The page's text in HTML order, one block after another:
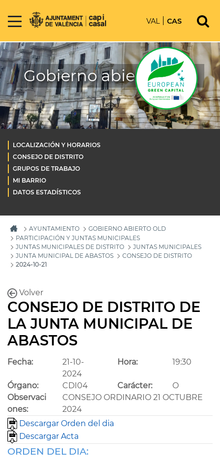
VAL CAS
Gobierno abierto OLD
LOCALIZACIÓN Y HORARIOS
CONSEJO DE DISTRITO
GRUPOS DE TRABAJO
MI BARRIO
DATOS ESTADÍSTICOS
AYUNTAMIENTO
GOBIERNO ABIERTO OLD
PARTICIPACIÓN Y JUNTAS MUNICIPALES
JUNTAS MUNICIPALES DE DISTRITO
JUNTAS MUNICIPALES
JUNTA MUNICIPAL DE ABASTOS
CONSEJO DE DISTRITO
2024-10-21
Volver
CONSEJO DE DISTRITO DE
LA JUNTA MUNICIPAL DE
ABASTOS
Fecha:
21-10-
2024
Hora: 19:30
Órgano: CDI04 Carácter:
O
Observaci
ones:
CONSEJO ORDINARIO 21 OCTUBRE
2024
Descargar Orden del dia
Descargar Acta
ORDEN DEL DIA: